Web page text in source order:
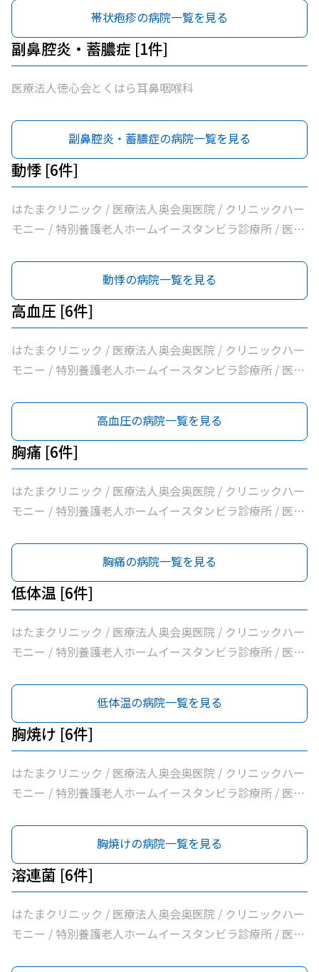
帯状疱疹の病院一覧を見る
副鼻腔炎・蓄膿症 [1件]
医療法人徳心会とくはら耳鼻咽喉科
副鼻腔炎・蓄膿症の病院一覧を見る
動悸 [6件]
はたまクリニック / 医療法人奥会奥医院 / クリニックハー
モニー / 特別養護老人ホームイースタンビラ診療所 / 医療
動悸の病院一覧を見る
高血圧 [6件]
はたまクリニック / 医療法人奥会奥医院 / クリニックハー
モニー / 特別養護老人ホームイースタンビラ診療所 / 医療
高血圧の病院一覧を見る
胸痛 [6件]
はたまクリニック / 医療法人奥会奥医院 / クリニックハー
モニー / 特別養護老人ホームイースタンビラ診療所 / 医療
胸痛の病院一覧を見る
低体温 [6件]
はたまクリニック / 医療法人奥会奥医院 / クリニックハー
モニー / 特別養護老人ホームイースタンビラ診療所 / 医療
低体温の病院一覧を見る
胸焼け [6件]
はたまクリニック / 医療法人奥会奥医院 / クリニックハー
モニー / 特別養護老人ホームイースタンビラ診療所 / 医療
胸焼けの病院一覧を見る
溶連菌 [6件]
はたまクリニック / 医療法人奥会奥医院 / クリニックハー
モニー / 特別養護老人ホームイースタンビラ診療所 / 医療